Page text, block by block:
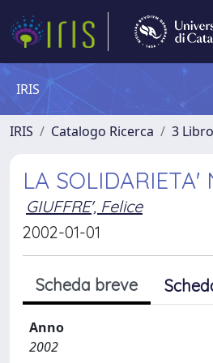
IRIS
IRIS Catalogo Ricerca 3 Libro
LA
GIUFFRE', Felice
2002-01-01
Scheda breve
Anno
2002